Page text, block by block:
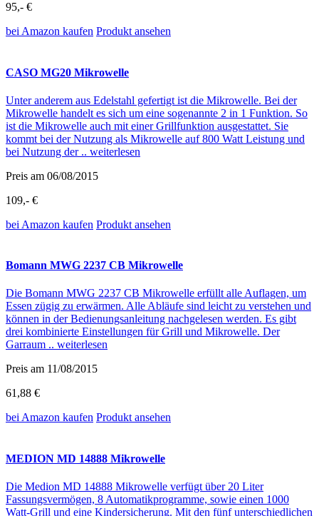
95,- €
bei Amazon kaufen Produkt ansehen
CASO MG20 Mikrowelle
Unter anderem aus Edelstahl gefertigt ist die Mikrowelle. Bei der
Mikrowelle handelt es sich um eine sogenannte 2 in 1 Funktion. So
ist die Mikrowelle auch mit einer Grillfunktion ausgestattet. Sie
kommt bei der Nutzung als Mikrowelle auf 800 Watt Leistung und
bei Nutzung der .. weiterlesen
Preis am 06/08/2015
109,- €
bei Amazon kaufen Produkt ansehen
Bomann MWG 2237 CB Mikrowelle
Die Bomann MWG 2237 CB Mikrowelle erfüllt alle Auflagen, um
Essen zügig zu erwärmen. Alle Abläufe sind leicht zu verstehen und
können in der Bedienungsanleitung nachgelesen werden. Es gibt
drei kombinierte Einstellungen für Grill und Mikrowelle. Der
Garraum .. weiterlesen
Preis am 11/08/2015
61,88 €
bei Amazon kaufen Produkt ansehen
MEDION MD 14888 Mikrowelle
Die Medion MD 14888 Mikrowelle verfügt über 20 Liter
Fassungsvermögen, 8 Automatikprogramme, sowie einen 1000
Watt-Grill und eine Kindersicherung. Mit den fünf unterschiedlichen